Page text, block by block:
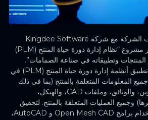
في نوفمبر 2015، تعاونت الشركة مع شركة Kingdee Software
(الصين) المحدودة لتطوير مشروع “نظام إدارة دورة حياة المنتج (PLM)
المنتجات وتطبيقاته في صناعة الصمامات”.
يهدف هذا المشروع إلى تطبيق أنظمة إدارة دورة حياة المنتج (PLM) في
المعلومات المتعلقة بالمنتج (بما في ذلك
معلومات الأجزاء، والتكوين، والوثائق، وملفات CAD، والهيكل،
وجميع العمليات المتعلقة بالمنتج. لتحقيق
الرسم ثنائي الأبعاد باستخدام برامج Open Mesh CAD و AutoCAD،